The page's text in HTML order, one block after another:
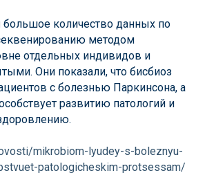
количество данных по
методом
отдельных индивидов и
Они показали, что бисбиоз
с болезнью Паркинсона, а
развитию патологий и
mikrobiom-lyudey-s-boleznyu-
patologicheskim-protsessam/